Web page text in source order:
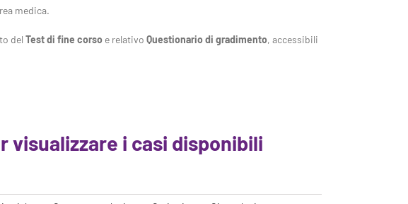
medica.
del Test di fine corso e relativo Questionario di gradimento, accessibili
visualizzare i casi disponibili